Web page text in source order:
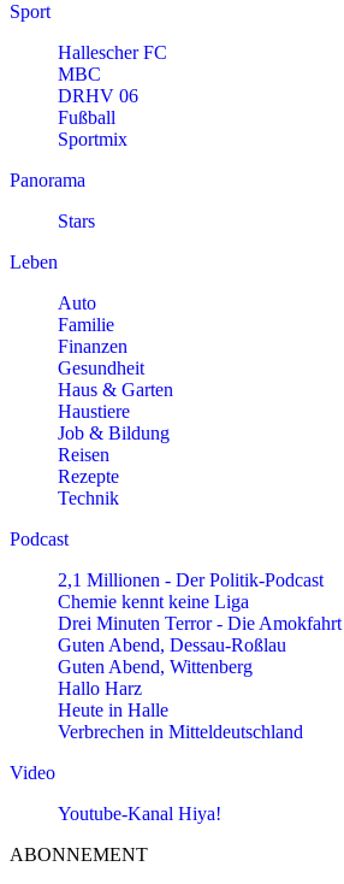
Sport
Hallescher FC
MBC
DRHV 06
Fußball
Sportmix
Panorama
Stars
Leben
Auto
Familie
Finanzen
Gesundheit
Haus & Garten
Haustiere
Job & Bildung
Reisen
Rezepte
Technik
Podcast
2,1 Millionen - Der Politik-Podcast
Chemie kennt keine Liga
Drei Minuten Terror - Die
Guten Abend, Dessau-Roßlau
Guten Abend, Wittenberg
Hallo Harz
Heute in Halle
Verbrechen in Mitteldeutschland
Video
Youtube-Kanal Hiya!
ABONNEMENT